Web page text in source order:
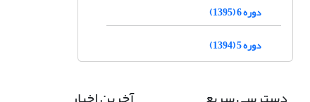
دوره 6 (1395)
دوره 5 (1394)